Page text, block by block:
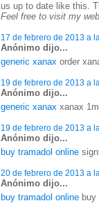
us up to date like this.
Feel free to visit my
17 de febrero de 2013 a
Anónimo dijo...
generic xanax order
19 de febrero de 2013 a
Anónimo dijo...
generic xanax xanax
19 de febrero de 2013 a
Anónimo dijo...
buy tramadol online
20 de febrero de 2013 a
Anónimo dijo...
buy tramadol online